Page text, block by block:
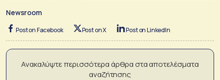
Newsroom
Post on Facebook Post on X Post on LinkedIn
Ανακαλύψτε περισσότερα άρθρα στα αποτελέσματα
αναζήτησης